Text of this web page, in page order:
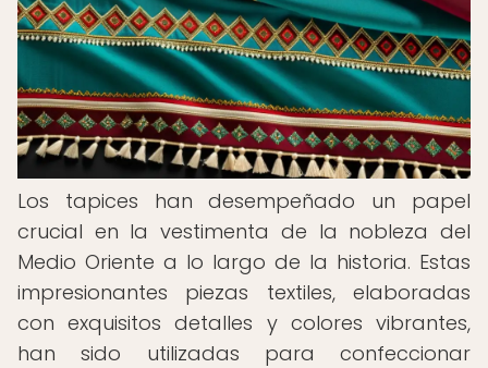
Los tapices han desempeñado un papel
crucial en la vestimenta de la nobleza del
Medio Oriente a lo largo de la historia. Estas
impresionantes piezas textiles, elaboradas
con exquisitos detalles y colores vibrantes,
han sido utilizadas para confeccionar